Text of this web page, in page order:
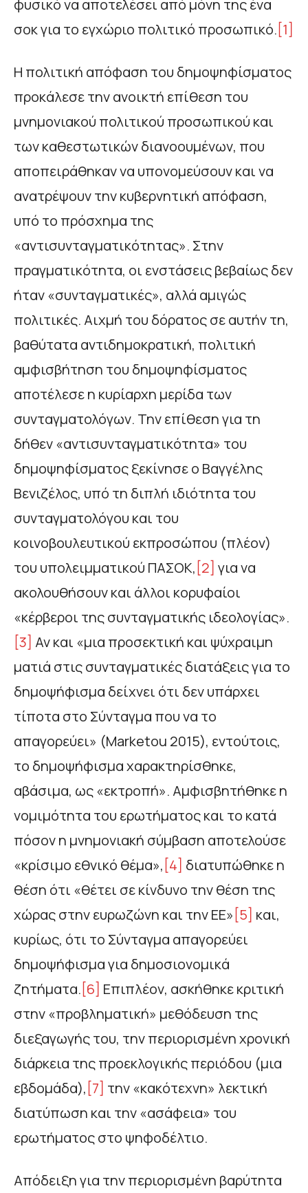
φυσικό να αποτελέσει από μόνη της ένα
σοκ για το εγχώριο πολιτικό προσωπικό. [1]
Η πολιτική απόφαση του δημοψηφίσματος
προκάλεσε την ανοικτή επίθεση του
μνημονιακού πολιτικού προσωπικού και
των καθεστωτικών διανοουμένων, που
αποπειράθηκαν να υπονομεύσουν και να
ανατρέψουν την κυβερνητική απόφαση,
υπό το πρόσχημα της
«αντισυνταγματικότητας». Στην
πραγματικότητα, οι ενστάσεις βεβαίως δεν
ήταν «συνταγματικές», αλλά αμιγώς
πολιτικές. Αιχμή του δόρατος σε αυτήν τη,
βαθύτατα αντιδημοκρατική, πολιτική
αμφισβήτηση του δημοψηφίσματος
αποτέλεσε η κυρίαρχη μερίδα των
συνταγματολόγων. Την επίθεση για τη
δήθεν «αντισυνταγματικότητα» του
δημοψηφίσματος ξεκίνησε ο Βαγγέλης
Βενιζέλος, υπό τη διπλή ιδιότητα του
συνταγματολόγου και του
κοινοβουλευτικού εκπροσώπου (πλέον)
του υπολειμματικού ΠΑΣΟΚ, [2] για να
ακολουθήσουν και άλλοι κορυφαίοι
«κέρβεροι της συνταγματικής ιδεολογίας».
[3] Αν και «μια προσεκτική και ψύχραιμη
ματιά στις συνταγματικές διατάξεις για το
δημοψήφισμα δείχνει ότι δεν υπάρχει
τίποτα στο Σύνταγμα που να το
απαγορεύει» (Marketou 2015), εντούτοις,
το δημοψήφισμα χαρακτηρίσθηκε,
αβάσιμα, ως «εκτροπή». Αμφισβητήθηκε η
νομιμότητα του ερωτήματος και το κατά
πόσον η μνημονιακή σύμβαση αποτελούσε
«κρίσιμο εθνικό θέμα», [4] διατυπώθηκε η
θέση ότι «θέτει σε κίνδυνο την θέση της
χώρας στην ευρωζώνη και την ΕΕ» [5] και,
κυρίως, ότι το Σύνταγμα απαγορεύει
δημοψήφισμα για δημοσιονομικά
ζητήματα. [6] Επιπλέον, ασκήθηκε κριτική
στην «προβληματική» μεθόδευση της
διεξαγωγής του, την περιορισμένη χρονική
διάρκεια της προεκλογικής περιόδου (μια
εβδομάδα), [7] την «κακότεχνη» λεκτική
διατύπωση και την «ασάφεια» του
ερωτήματος στο ψηφοδέλτιο.
Απόδειξη για την περιορισμένη βαρύτητα